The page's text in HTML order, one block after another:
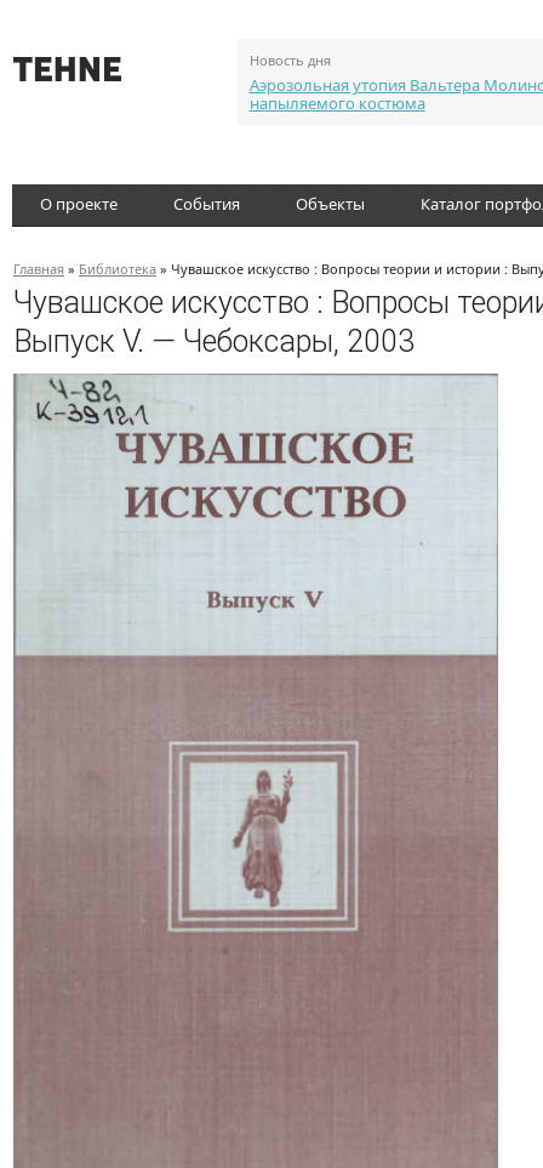
Новость дня
Аэрозольная утопия Вальтера
напыляемого костюма
О проекте События Объекты Каталог
Главная » Библиотека » Чувашское искусство : Вопросы теории и истории :
Чувашское искусство : Вопросы
Выпуск V. — Чебоксары, 2003